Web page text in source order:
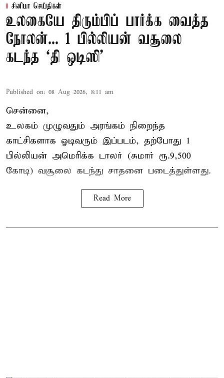
சினிமா செய்திகள்
உலகையே திரும்பிப் பார்க்க வைத்த
நோலன்... 1 பில்லியன் வசூலை
கடந்த ‘தி ஒடிஸி’
Published on: 08 Aug 2026, 8:11 am
சென்னை,
உலகம் முழுவதும் அரங்கம் நிறைந்த
காட்சிகளாக ஓடிவரும் இப்படம், தற்போது 1
பில்லியன் அமெரிக்க டாலர் (சுமார் ரூ.9,500
கோடி) வசூலை கடந்து சாதனை படைத்துள்ளது.
Read More